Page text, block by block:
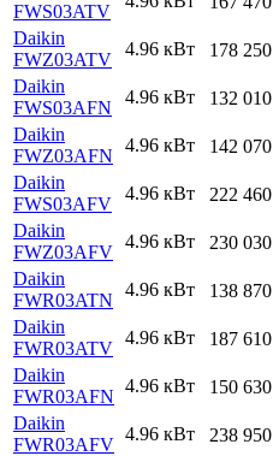
FWS03ATV
Daikin
FWZ03ATV
4.96 кВт 178 250
Daikin
FWS03AFN
4.96 кВт 132 010
Daikin
FWZ03AFN
4.96 кВт 142 070
Daikin
FWS03AFV
4.96 кВт 222 460
Daikin
FWZ03AFV
4.96 кВт 230 030
Daikin
FWR03ATN
4.96 кВт 138 870
Daikin
FWR03ATV
4.96 кВт 187 610
Daikin
FWR03AFN
4.96 кВт 150 630
Daikin
FWR03AFV
4.96 кВт 238 950